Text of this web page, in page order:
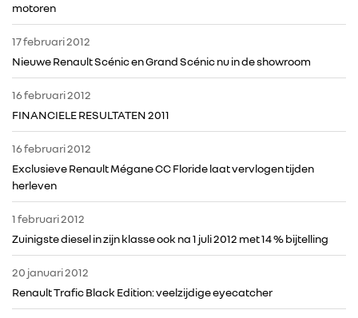
DACIA
ALLIANCE
FOTO’S & VIDEO’S
CONTACT
motoren
17 februari 2012
Nieuwe Renault Scénic en Grand Scénic nu in de showroom
16 februari 2012
FINANCIELE RESULTATEN 2011
16 februari 2012
Exclusieve Renault Mégane CC Floride laat vervlogen tijden
herleven
1 februari 2012
Zuinigste diesel in zijn klasse ook na 1 juli 2012 met 14 % bijtelling
20 januari 2012
Renault Trafic Black Edition: veelzijdige eyecatcher